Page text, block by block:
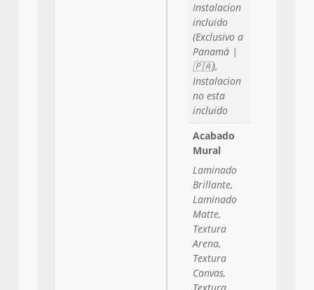
Instalacion
incluido
(Exclusivo a
Panamá |
🇵🇦),
Instalacion
no esta
incluido
Acabado
Mural
Laminado
Brillante,
Laminado
Matte,
Textura
Arena,
Textura
Canvas,